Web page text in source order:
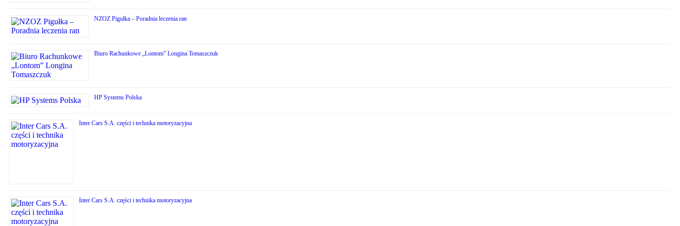
NZOZ Pigułka – Poradnia leczenia ran
Biuro Rachunkowe „Lontom” Longina Tomaszczuk
HP Systems Polska
Inter Cars S.A. części i technika motoryzacyjna
Inter Cars S.A. części i technika motoryzacyjna